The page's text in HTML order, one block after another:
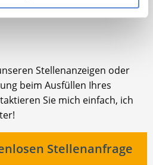
Stellenanzeigen oder
beim Ausfüllen Ihres
Sie mich einfach, ich
Stellenanfrage